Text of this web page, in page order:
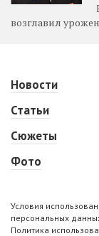
возглавил
Новости
Статьи
Сюжеты
Фото
Условия
персональных
Политика